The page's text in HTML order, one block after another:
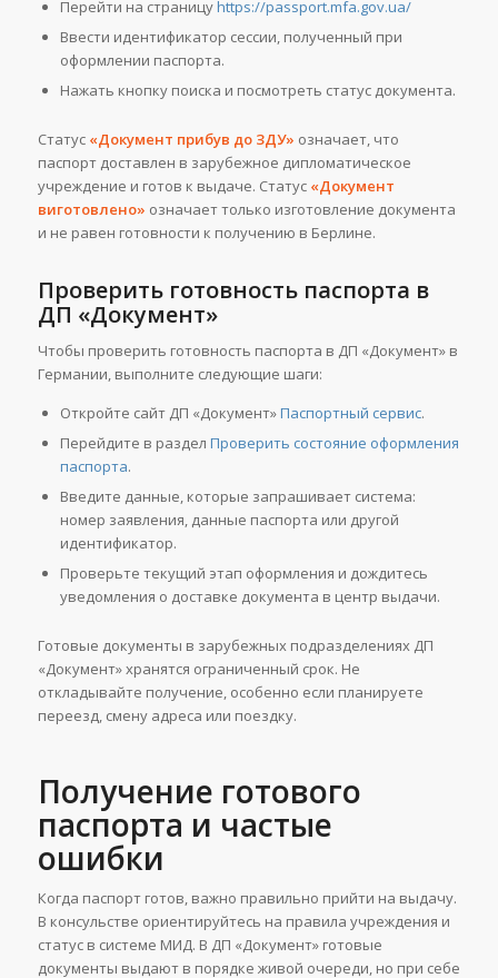
Перейти на страницуhttps://passport.mfa.gov.ua/
Ввести идентификатор сессии, полученный при
оформлении паспорта.
Нажать кнопку поиска и посмотреть статус документа.
Статус «Документ прибув до ЗДУ» означает, что
паспорт доставлен в зарубежное дипломатическое
учреждение и готов к выдаче. Статус «Документ
виготовлено» означает только изготовление документа
и не равен готовности к получению в Берлине.
Проверить готовность паспорта в
ДП «Документ»
Чтобы проверить готовность паспорта в ДП «Документ» в
Германии, выполните следующие шаги:
Откройте сайт ДП «Документ»Паспортный сервис.
Перейдите в раздел Проверить состояние оформления
паспорта.
Введите данные, которые запрашивает система:
номер заявления, данные паспорта или другой
идентификатор.
Проверьте текущий этап оформления и дождитесь
уведомления о доставке документа в центр выдачи.
Готовые документы в зарубежных подразделениях ДП
«Документ» хранятся ограниченный срок. Не
откладывайте получение, особенно если планируете
переезд, смену адреса или поездку.
Получение готового
паспорта и частые
ошибки
Когда паспорт готов, важно правильно прийти на выдачу.
В консульстве ориентируйтесь на правила учреждения и
статус в системе МИД. В ДП «Документ» готовые
документы выдают в порядке живой очереди, но при себе